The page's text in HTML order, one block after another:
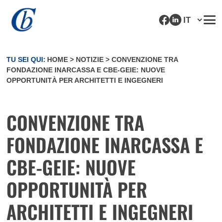
TU SEI QUI: HOME > NOTIZIE >CONVENZIONE TRA
FONDAZIONE INARCASSA E CBE-GEIE: NUOVE
OPPORTUNITÀ PER ARCHITETTI E INGEGNERI
CONVENZIONE TRA
FONDAZIONE INARCASSA E
CBE-GEIE: NUOVE
OPPORTUNITÀ PER
ARCHITETTI E INGEGNERI